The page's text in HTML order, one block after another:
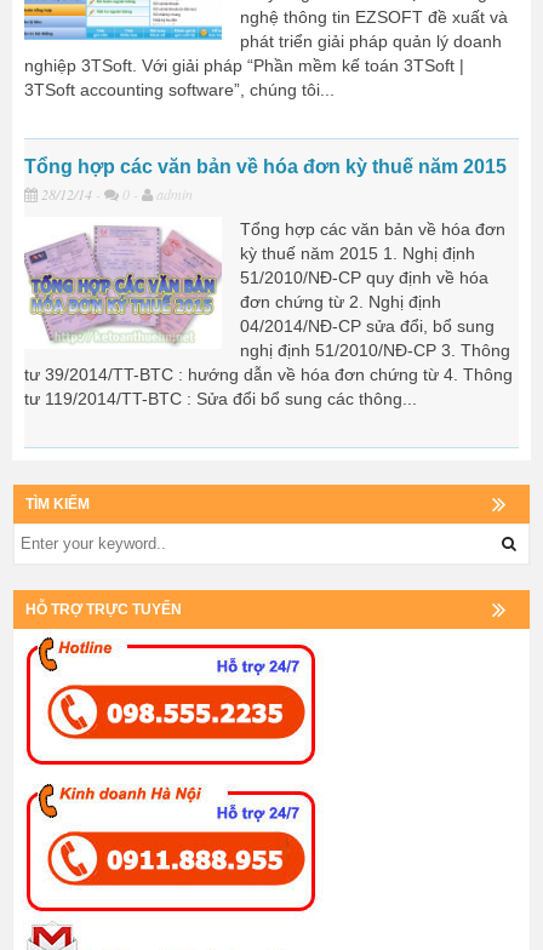
nghệ thông tin EZSOFT đề xuất và
phát triển giải pháp quản lý doanh
nghiệp 3TSoft. Với giải pháp “Phần mềm kế toán 3TSoft |
3TSoft accounting software”, chúng tôi...
Tổng hợp các văn bản về hóa đơn kỳ thuế năm 2015
28/12/14 - 0 -
admin
Tổng hợp các văn bản về hóa đơn
kỳ thuế năm 2015 1. Nghị định
51/2010/NĐ-CP quy định về hóa
đơn chứng từ 2. Nghị định
04/2014/NĐ-CP sửa đổi, bổ sung
nghị định 51/2010/NĐ-CP 3. Thông
tư 39/2014/TT-BTC : hướng dẫn về hóa đơn chứng từ 4. Thông
tư 119/2014/TT-BTC : Sửa đổi bổ sung các thông...
TÌM KIẾM
HỖ TRỢ TRỰC TUYẾN